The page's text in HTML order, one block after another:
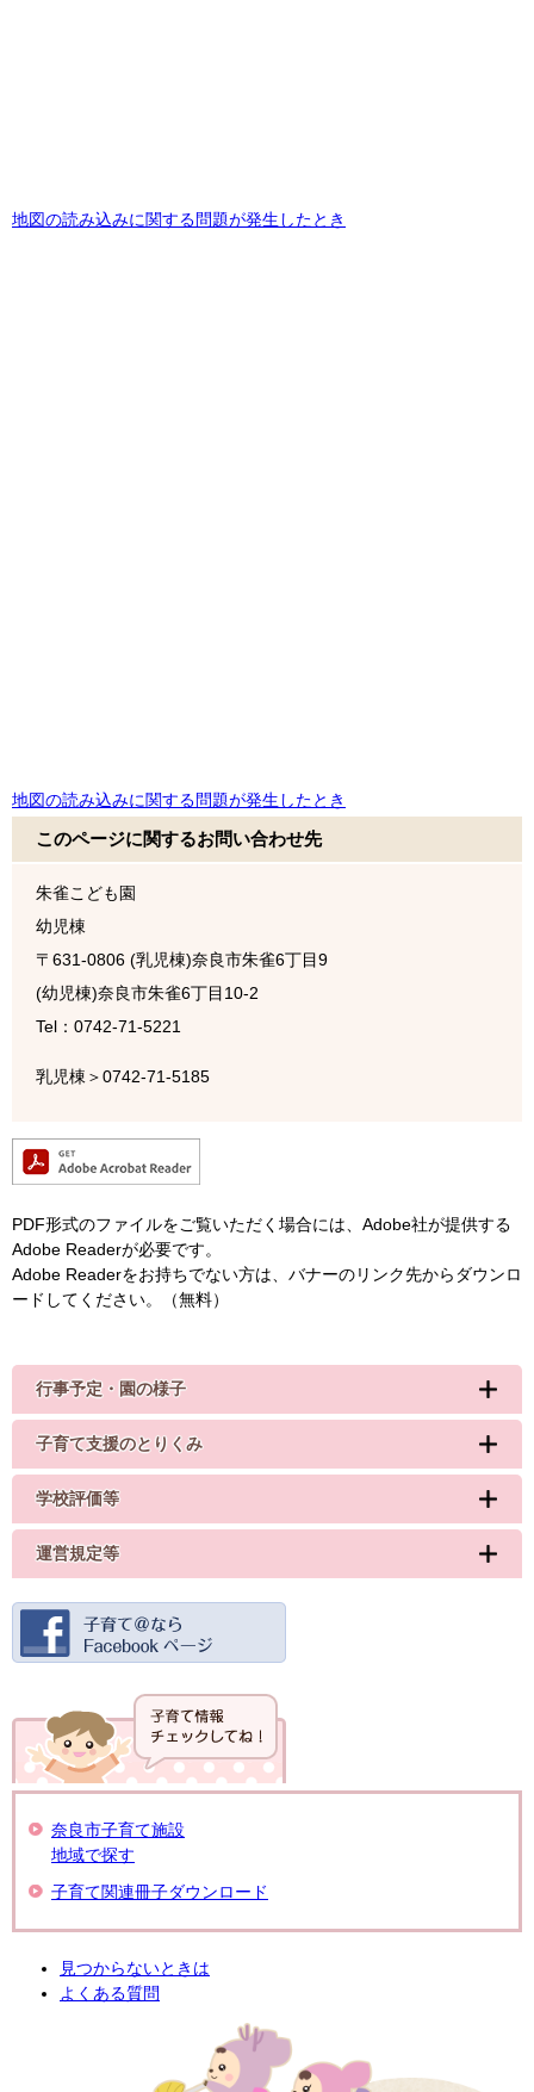
地図の読み込みに関する問題が発生したとき
地図の読み込みに関する問題が発生したとき
このページに関するお問い合わせ先
朱雀こども園
幼児棟
〒631-0806 (乳児棟)奈良市朱雀6丁目9
(幼児棟)奈良市朱雀6丁目10-2
Tel：0742-71-5221
乳児棟＞0742‐71‐5185
PDF形式のファイルをご覧いただく場合には、Adobe社が提供する
Adobe Readerが必要です。
Adobe Readerをお持ちでない方は、バナーのリンク先からダウンロ
ードしてください。（無料）
行事予定・園の様子
子育て支援のとりくみ
学校評価等
運営規定等
奈良市子育て施設
地域で探す
子育て関連冊子ダウンロード
見つからないときは
よくある質問